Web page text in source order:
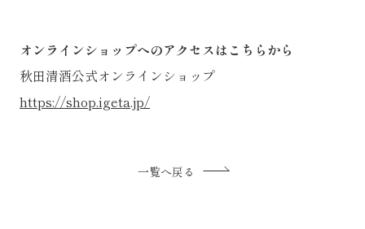
オンラインショップへのアクセスはこちらから
秋田清酒公式オンラインショップ
https://shop.igeta.jp/
一覧へ戻る